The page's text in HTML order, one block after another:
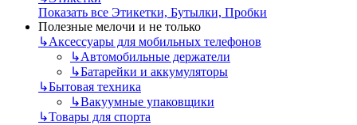
Показать все Этикетки, Бутылки, Пробки
Полезные мелочи и не только
↳Аксессуары для мобильных телефонов
↳Автомобильные держатели
↳Батарейки и аккумуляторы
↳Бытовая техника
↳Вакуумные упаковщики
↳Товары для спорта